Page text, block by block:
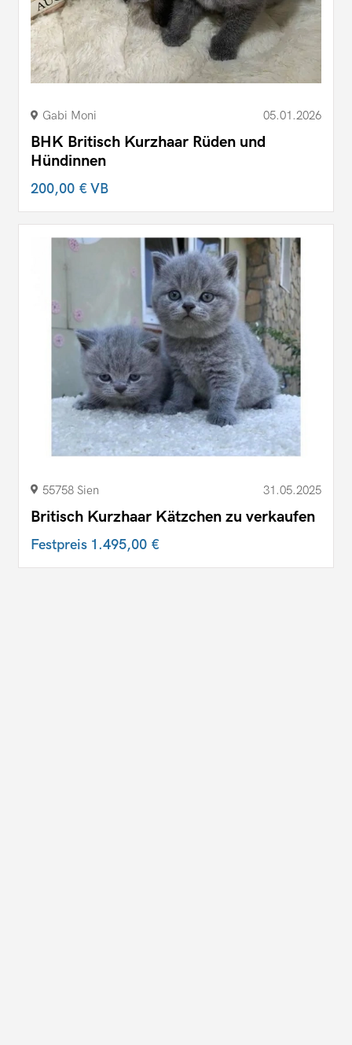
Gabi Moni 05.01.2026
BHK Britisch Kurzhaar Rüden und
Hündinnen
200,00 €VB
55758 Sien 31.05.2025
Britisch Kurzhaar Kätzchen zu verkaufen
Festpreis 1.495,00 €